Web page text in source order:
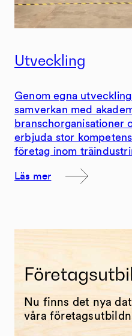
Utveckling
Genom egna
samverkan med
branschorganisationer
erbjuda stor
företag inom
Läs mer
Nu finns det nya
våra